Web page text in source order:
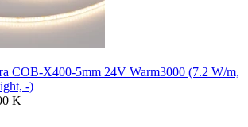
COB-X400-5mm 24V Warm3000 (7.2 W/m,
-)
K